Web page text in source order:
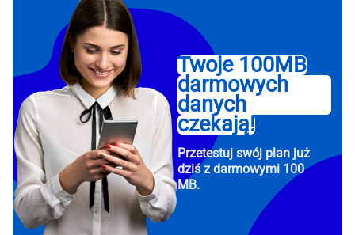
Twoje 100MB
darmowych
danych
czekają!
Przetestuj swój plan już
dziś z darmowymi 100
MB.